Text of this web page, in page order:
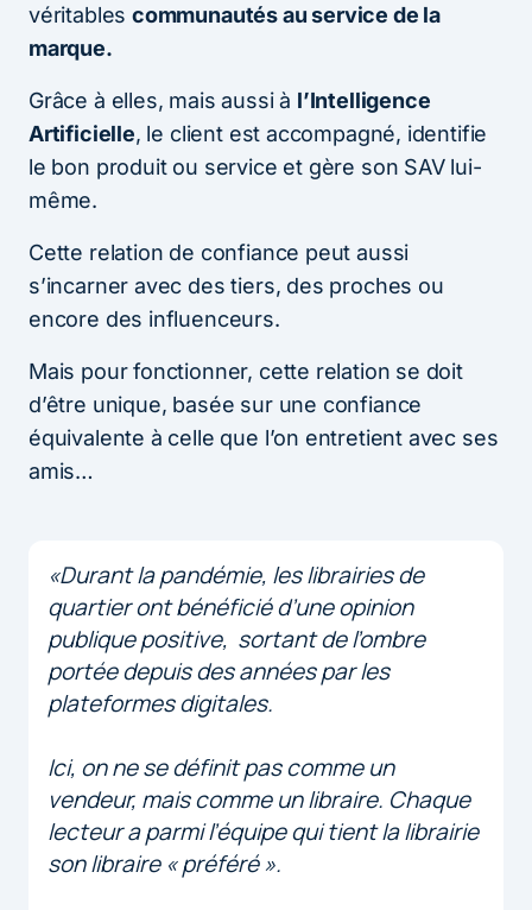
véritablescommunautés au service de la
marque.
Grâce à elles, mais aussi à l’Intelligence
Artificielle, le client est accompagné, identifie
le bon produit ou service et gère son SAV lui-
même.
Cette relation de confiance peut aussi
s’incarner avec des tiers, des proches ou
encore des influenceurs.
Mais pour fonctionner, cette relation se doit
d’être unique, basée sur une confiance
équivalente à celle que l’on entretient avec ses
amis…
«Durant la pandémie, les librairies de
quartier ont bénéficié d’une opinion
publique positive, sortant de l’ombre
portée depuis des années par les
plateformes digitales.
Ici, on ne se définit pas comme un
vendeur, mais comme un libraire. Chaque
lecteur a parmi l’équipe qui tient la librairie
son libraire « préféré ».